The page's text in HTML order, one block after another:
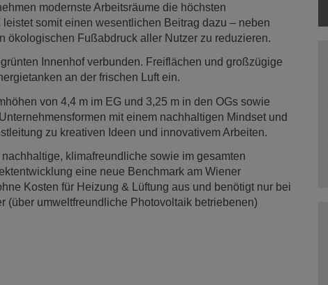
modernste Arbeitsräume die höchsten
somit einen wesentlichen Beitrag dazu – neben
ökologischen Fußabdruck aller Nutzer zu reduzieren.
Innenhof verbunden. Freiflächen und großzügige
an der frischen Luft ein.
von 4,4 m im EG und 3,25 m in den OGs sowie
mit einem nachhaltigen Mindset und
zu kreativen Ideen und innovativem Arbeiten.
klimafreundliche sowie im gesamten
eine neue Benchmark am Wiener
Kosten für Heizung & Lüftung aus und benötigt nur bei
(über umweltfreundliche Photovoltaik betriebenen)